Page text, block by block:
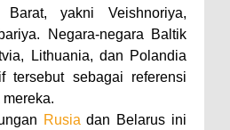
yakni Veishnoriya,
Negara-negara Baltik
Lithuania, dan Polandia
tersebut sebagai referensi
Rusia dan Belarus ini